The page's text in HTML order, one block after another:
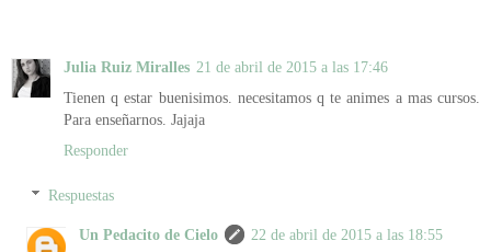
Julia Ruiz Miralles 21 de abril de 2015 a las 17:46
Tienen q estar buenisimos. necesitamos q te animes a mas cursos.
Para enseñarnos. Jajaja
Responder
Respuestas
Un Pedacito de Cielo
22 de abril de 2015 a las 18:55